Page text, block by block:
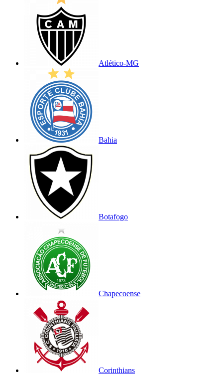
Atlético-MG
Bahia
Botafogo
Chapecoense
Corinthians